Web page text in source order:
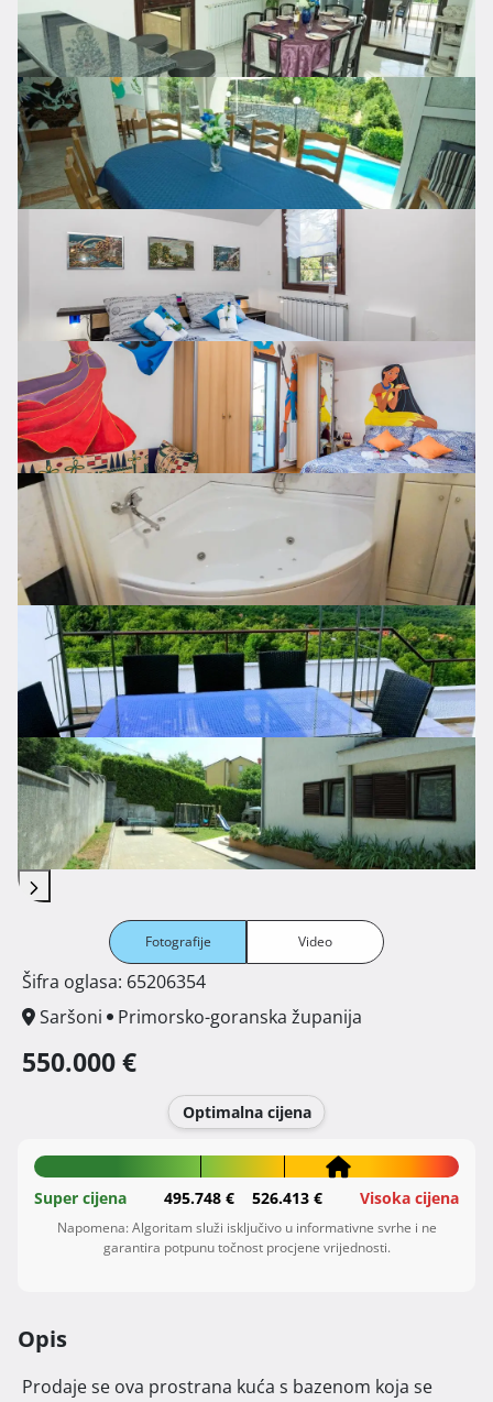
Fotografije Video
Šifra oglasa: 65206354
Saršoni
Primorsko-goranska županija
550.000 €
Optimalna cijena
Super cijena 495.748 € 526.413 € Visoka cijena
Napomena: Algoritam služi isključivo u informativne svrhe i ne
garantira potpunu točnost procjene vrijednosti.
Opis